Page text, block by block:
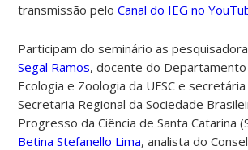
transmissão peloCanal do IEG no
Participam do seminário as
Segal Ramos, docente do
Ecologia e Zoologia da UFSC e
Secretaria Regional da Sociedade
Progresso da Ciência de Santa Catarina
Betina Stefanello Lima, analista do